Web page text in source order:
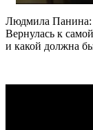
Людмила Панина:
Вернулась к
и какой должна